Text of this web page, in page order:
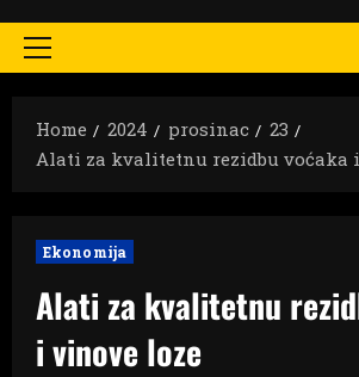
Primary
Home
2024 prosinac
23
Alati za kvalitetnu rezidbu voćaka
Ekonomija
Alati za kvalitetnu
i vinove loze